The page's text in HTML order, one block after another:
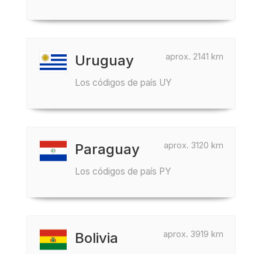
aprox. 2141 km
Uruguay
Los códigos de país UY
aprox. 3120 km
Paraguay
Los códigos de país PY
aprox. 3919 km
Bolivia